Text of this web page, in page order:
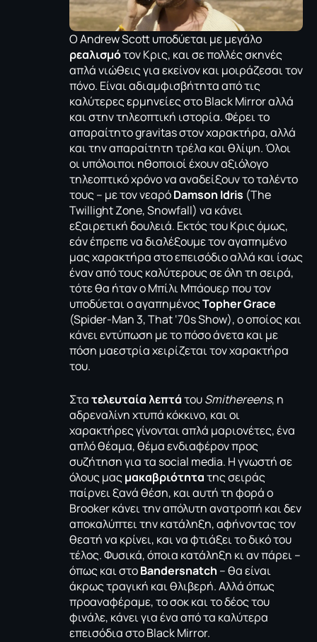
Ο Andrew Scott υποδύεται με μεγάλο
ρεαλισμότον Κρις, και σε πολλές σκηνές
απλά νιώθεις για εκείνον και μοιράζεσαι τον
πόνο. Είναι αδιαμφισβήτητα από τις
καλύτερες ερμηνείες στο Black Mirror αλλά
και στην τηλεοπτική ιστορία. Φέρει το
απαραίτητο gravitas στον χαρακτήρα, αλλά
και την απαραίτητη τρέλα και θλίψη. Όλοι
οι υπόλοιποι ηθοποιοί έχουν αξιόλογο
τηλεοπτικό χρόνο να αναδείξουν το ταλέντο
τους – με τον νεαρόDamson Idris (The
Twillight Zone, Snowfall) να κάνει
εξαιρετική δουλειά. Εκτός του Κρις όμως,
εάν έπρεπε να διαλέξουμε τον αγαπημένο
μας χαρακτήρα στο επεισόδιο αλλά και ίσως
έναν από τους καλύτερους σε όλη τη σειρά,
τότε θα ήταν ο Μπίλι Μπάουερ που τον
υποδύεται ο αγαπημένοςTopher Grace
(Spider-Man 3, That ‘70s Show), ο οποίος και
κάνει εντύπωση με το πόσο άνετα και με
πόση μαεστρία χειρίζεται τον χαρακτήρα
του.
Στατελευταία λεπτάτουSmithereens, η
αδρεναλίνη χτυπά κόκκινο, και οι
χαρακτήρες γίνονται απλά μαριονέτες, ένα
απλό θέαμα, θέμα ενδιαφέρον προς
συζήτηση για τα social media. Η γνωστή σε
όλους μαςμακαβριότητατης σειράς
παίρνει ξανά θέση, και αυτή τη φορά ο
Brooker κάνει την απόλυτη ανατροπή και δεν
αποκαλύπτει την κατάληξη, αφήνοντας τον
θεατή να κρίνει, και να φτιάξει το δικό του
τέλος. Φυσικά, όποια κατάληξη κι αν πάρει –
όπως και στοBandersnatch – θα είναι
άκρως τραγική και θλιβερή. Αλλά όπως
προαναφέραμε, το σοκ και το δέος του
φινάλε, κάνει για ένα από τα καλύτερα
επεισόδια στο Black Mirror.